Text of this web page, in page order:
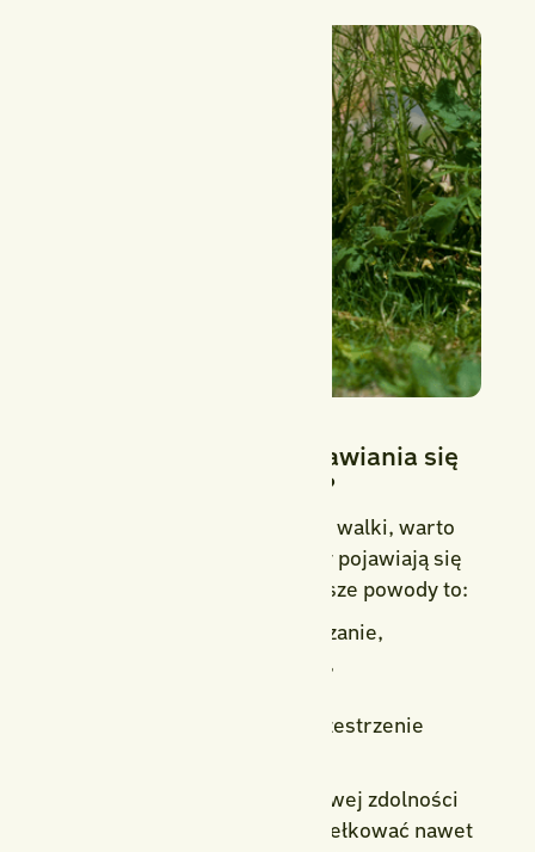
Jakie są przyczyny pojawiania się
chwastów na rabatach?
Zanim przejdziemy do metod walki, warto
zrozumieć, dlaczego chwasty pojawiają się
tak szybko i licznie. Najczęstsze powody to:
zbyt rzadkie odchwaszczanie,
nie przygotowana gleba,
pozostawione wolne przestrzenie
Chwasty to rośliny o wyjątkowej zdolności
przystosowania – mogą wykiełkować nawet